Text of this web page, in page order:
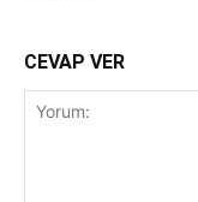
CEVAP VER